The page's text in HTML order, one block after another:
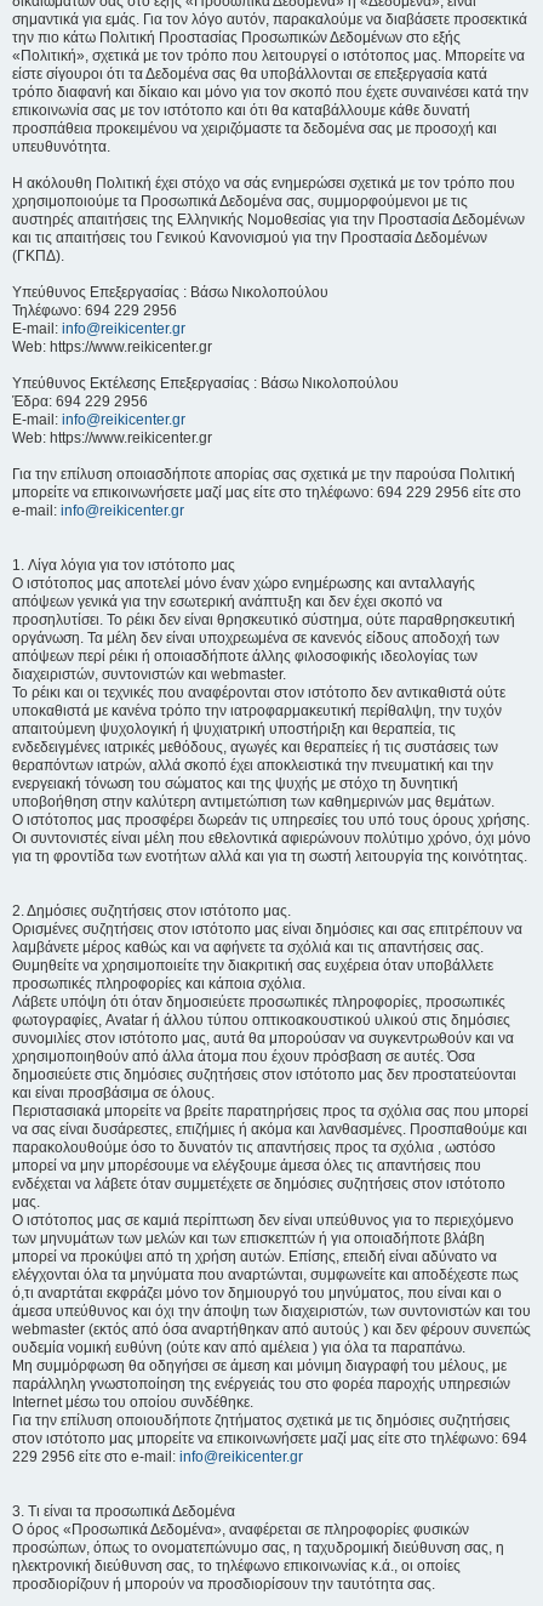
σημαντικά για εμάς. Για τον λόγο αυτόν, παρακαλούμε να διαβάσετε προσεκτικά
την πιο κάτω Πολιτική Προστασίας Προσωπικών Δεδομένων στο εξής
«Πολιτική», σχετικά με τον τρόπο που λειτουργεί ο ιστότοπος μας. Μπορείτε να
είστε σίγουροι ότι τα Δεδομένα σας θα υποβάλλονται σε επεξεργασία κατά
τρόπο διαφανή και δίκαιο και μόνο για τον σκοπό που έχετε συναινέσει κατά την
επικοινωνία σας με τον ιστότοπο και ότι θα καταβάλλουμε κάθε δυνατή
προσπάθεια προκειμένου να χειριζόμαστε τα δεδομένα σας με προσοχή και
υπευθυνότητα.
Η ακόλουθη Πολιτική έχει στόχο να σάς ενημερώσει σχετικά με τον τρόπο που
χρησιμοποιούμε τα Προσωπικά Δεδομένα σας, συμμορφούμενοι με τις
αυστηρές απαιτήσεις της Ελληνικής Νομοθεσίας για την Προστασία Δεδομένων
και τις απαιτήσεις του Γενικού Κανονισμού για την Προστασία Δεδομένων
(ΓΚΠΔ).
Υπεύθυνος Επεξεργασίας : Βάσω Νικολοπούλου
Τηλέφωνο: 694 229 2956
E-mail: info@reikicenter.gr
Web: https://www.reikicenter.gr
Υπεύθυνος Εκτέλεσης Επεξεργασίας : Βάσω Νικολοπούλου
Έδρα: 694 229 2956
E-mail: info@reikicenter.gr
Web: https://www.reikicenter.gr
Για την επίλυση οποιασδήποτε απορίας σας σχετικά με την παρούσα Πολιτική
μπορείτε να επικοινωνήσετε μαζί μας είτε στο τηλέφωνο: 694 229 2956 είτε στο
e-mail: info@reikicenter.gr
1. Λίγα λόγια για τον ιστότοπο μας
Ο ιστότοπος μας αποτελεί μόνο έναν χώρο ενημέρωσης και ανταλλαγής
απόψεων γενικά για την εσωτερική ανάπτυξη και δεν έχει σκοπό να
προσηλυτίσει. To ρέικι δεν είναι θρησκευτικό σύστημα, ούτε παραθρησκευτική
οργάνωση. Τα μέλη δεν είναι υποχρεωμένα σε κανενός είδους αποδοχή των
απόψεων περί ρέικι ή οποιασδήποτε άλλης φιλοσοφικής ιδεολογίας των
διαχειριστών, συντονιστών και webmaster.
Το ρέικι και οι τεχνικές που αναφέρονται στον ιστότοπο δεν αντικαθιστά ούτε
υποκαθιστά με κανένα τρόπο την ιατροφαρμακευτική περίθαλψη, την τυχόν
απαιτούμενη ψυχολογική ή ψυχιατρική υποστήριξη και θεραπεία, τις
ενδεδειγμένες ιατρικές μεθόδους, αγωγές και θεραπείες ή τις συστάσεις των
θεραπόντων ιατρών, αλλά σκοπό έχει αποκλειστικά την πνευματική και την
ενεργειακή τόνωση του σώματος και της ψυχής με στόχο τη δυνητική
υποβοήθηση στην καλύτερη αντιμετώπιση των καθημερινών μας θεμάτων.
Ο ιστότοπος μας προσφέρει δωρεάν τις υπηρεσίες του υπό τους όρους χρήσης.
Οι συντονιστές είναι μέλη που εθελοντικά αφιερώνουν πολύτιμο χρόνο, όχι μόνο
για τη φροντίδα των ενοτήτων αλλά και για τη σωστή λειτουργία της κοινότητας.
2. Δημόσιες συζητήσεις στον ιστότοπο μας.
Ορισμένες συζητήσεις στον ιστότοπο μας είναι δημόσιες και σας επιτρέπουν να
λαμβάνετε μέρος καθώς και να αφήνετε τα σχόλιά και τις απαντήσεις σας.
Θυμηθείτε να χρησιμοποιείτε την διακριτική σας ευχέρεια όταν υποβάλλετε
προσωπικές πληροφορίες και κάποια σχόλια.
Λάβετε υπόψη ότι όταν δημοσιεύετε προσωπικές πληροφορίες, προσωπικές
φωτογραφίες, Avatar ή άλλου τύπου οπτικοακουστικού υλικού στις δημόσιες
συνομιλίες στον ιστότοπο μας, αυτά θα μπορούσαν να συγκεντρωθούν και να
χρησιμοποιηθούν από άλλα άτομα που έχουν πρόσβαση σε αυτές. Όσα
δημοσιεύετε στις δημόσιες συζητήσεις στον ιστότοπο μας δεν προστατεύονται
και είναι προσβάσιμα σε όλους.
Περιστασιακά μπορείτε να βρείτε παρατηρήσεις προς τα σχόλια σας που μπορεί
να σας είναι δυσάρεστες, επιζήμιες ή ακόμα και λανθασμένες. Προσπαθούμε και
παρακολουθούμε όσο το δυνατόν τις απαντήσεις προς τα σχόλια , ωστόσο
μπορεί να μην μπορέσουμε να ελέγξουμε άμεσα όλες τις απαντήσεις που
ενδέχεται να λάβετε όταν συμμετέχετε σε δημόσιες συζητήσεις στον ιστότοπο
μας.
Ο ιστότοπος μας σε καμιά περίπτωση δεν είναι υπεύθυνος για το περιεχόμενο
των μηνυμάτων των μελών και των επισκεπτών ή για οποιαδήποτε βλάβη
μπορεί να προκύψει από τη χρήση αυτών. Επίσης, επειδή είναι αδύνατο να
ελέγχονται όλα τα μηνύματα που αναρτώνται, συμφωνείτε και αποδέχεστε πως
ό,τι αναρτάται εκφράζει μόνο τον δημιουργό του μηνύματος, που είναι και ο
άμεσα υπεύθυνος και όχι την άποψη των διαχειριστών, των συντονιστών και του
webmaster (εκτός από όσα αναρτήθηκαν από αυτούς ) και δεν φέρουν συνεπώς
ουδεμία νομική ευθύνη (ούτε καν από αμέλεια ) για όλα τα παραπάνω.
Μη συμμόρφωση θα οδηγήσει σε άμεση και μόνιμη διαγραφή του μέλους, με
παράλληλη γνωστοποίηση της ενέργειάς του στο φορέα παροχής υπηρεσιών
Internet μέσω του οποίου συνδέθηκε.
Για την επίλυση οποιουδήποτε ζητήματος σχετικά με τις δημόσιες συζητήσεις
στον ιστότοπο μας μπορείτε να επικοινωνήσετε μαζί μας είτε στο τηλέφωνο: 694
229 2956 είτε στο e-mail: info@reikicenter.gr
3. Τι είναι τα προσωπικά Δεδομένα
Ο όρος «Προσωπικά Δεδομένα», αναφέρεται σε πληροφορίες φυσικών
προσώπων, όπως το ονοματεπώνυμο σας, η ταχυδρομική διεύθυνση σας, η
ηλεκτρονική διεύθυνση σας, το τηλέφωνο επικοινωνίας κ.ά., οι οποίες
προσδιορίζουν ή μπορούν να προσδιορίσουν την ταυτότητα σας.